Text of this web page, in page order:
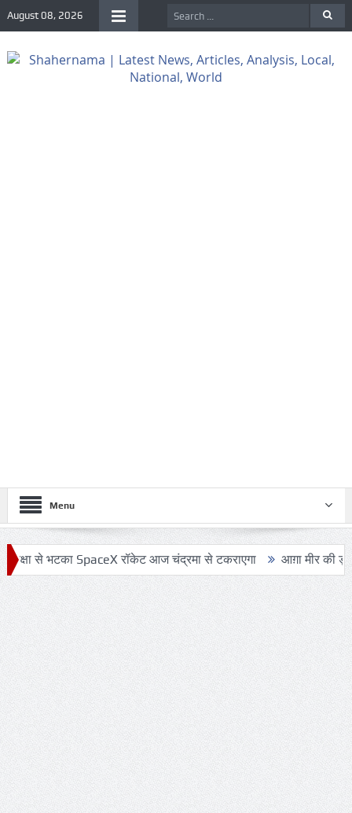
August 08, 2026
Menu
भटका SpaceX रॉकेट आज चंद्रमा से टकराएगा आग़ा मीर की ड्योढ़ी: जहाँ